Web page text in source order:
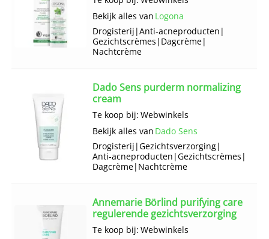
Bekijk alles van Logona
Drogisterij |Anti-acneproducten |
Gezichts­crèmes | Dagcrème|
Nachtcrème
Dado Sens purderm normalizing
cream
Te koop bij: Webwinkels
Bekijk alles van Dado Sens
Drogisterij |Gezichts­verzorging|
Anti-acneproducten |Gezichts­crèmes |
Dagcrème| Nachtcrème
Annemarie Börlind purifying care
regulerende gezichtsverzorging
Te koop bij: Webwinkels